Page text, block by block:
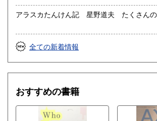
アラスカたんけん記 星野道夫 たくさん
全ての新着情報
おすすめの書籍